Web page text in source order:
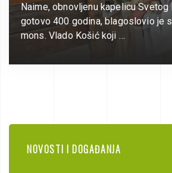
Naime, obnovljenu kapelicu Svetog
gotovo 400 godina, blagoslovio je
mons. Vlado Košić koji …
NOVOSTI I DOGAĐANJA